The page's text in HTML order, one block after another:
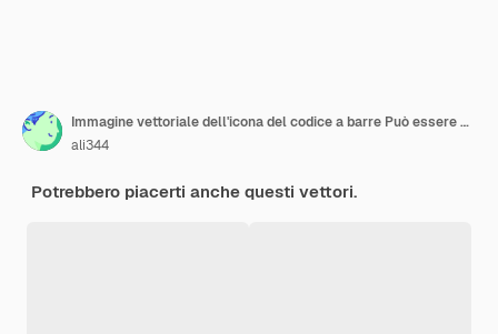
Immagine vettoriale dell'icona del codice a barre Può essere utilizzata per il commercio elettronico
ali344
Potrebbero piacerti anche questi vettori.